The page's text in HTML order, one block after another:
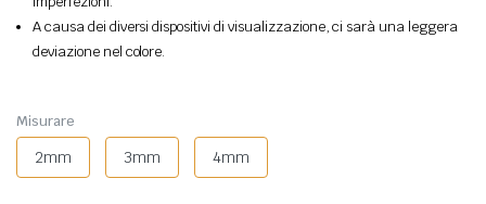
A causa dei diversi dispositivi di visualizzazione, ci sarà una leggera
deviazione nel colore.
Misurare
2mm 3mm 4mm